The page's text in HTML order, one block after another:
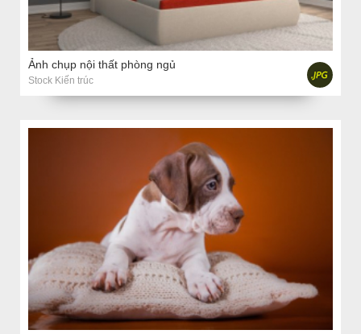
Ảnh chụp nội thất phòng ngủ
Stock Kiến trúc